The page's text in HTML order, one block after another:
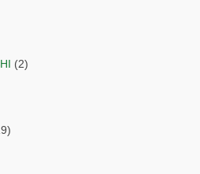
(2)